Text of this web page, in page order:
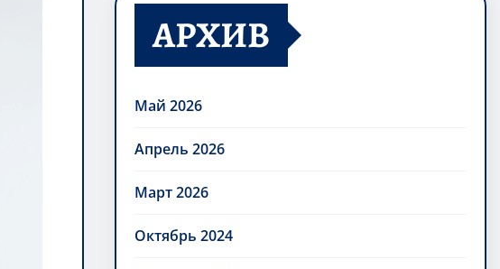
АРХИВ
Май 2026
Апрель 2026
Март 2026
Октябрь 2024